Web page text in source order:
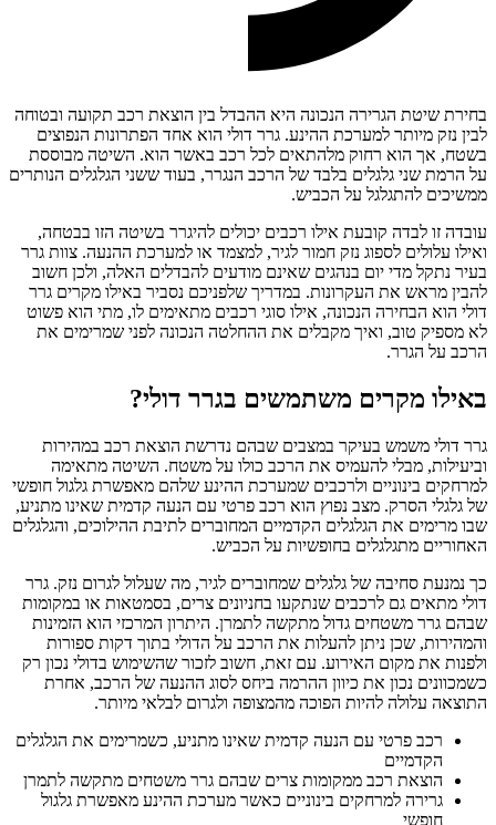
בחירת שיטת הגרירה הנכונה היא ההבדל בין הוצאת רכב תקועה ובטוחה
לבין נזק מיותר למערכת ההינע. גרר דולי הוא אחד הפתרונות הנפוצים
בשטח, אך הוא רחוק מלהתאים לכל רכב באשר הוא. השיטה מבוססת
על הרמת שני גלגלים בלבד של הרכב הנגרר, בעוד ששני הגלגלים הנותרים
ממשיכים להתגלגל על הכביש.
עובדה זו לבדה קובעת אילו רכבים יכולים להיגרר בשיטה הזו בבטחה,
ואילו עלולים לספוג נזק חמור לגיר, למצמד או למערכת ההנעה. צוות גרר
בעיר נתקל מדי יום בנהגים שאינם מודעים להבדלים האלה, ולכן חשוב
להבין מראש את העקרונות. במדריך שלפניכם נסביר באילו מקרים גרר
דולי הוא הבחירה הנכונה, אילו סוגי רכבים מתאימים לו, מתי הוא פשוט
לא מספיק טוב, ואיך מקבלים את ההחלטה הנכונה לפני שמרימים את
הרכב על הגרר.
באילו מקרים משתמשים בגרר דולי?
גרר דולי משמש בעיקר במצבים שבהם נדרשת הוצאת רכב במהירות
וביעילות, מבלי להעמיס את הרכב כולו על משטח. השיטה מתאימה
למרחקים בינוניים ולרכבים שמערכת ההינע שלהם מאפשרת גלגול חופשי
של גלגלי הסרק. מצב נפוץ הוא רכב פרטי עם הנעה קדמית שאינו מתניע,
שבו מרימים את הגלגלים הקדמיים המחוברים לתיבת ההילוכים, והגלגלים
האחוריים מתגלגלים בחופשיות על הכביש.
כך נמנעת סחיבה של גלגלים שמחוברים לגיר, מה שעלול לגרום נזק. גרר
דולי מתאים גם לרכבים שנתקעו בחניונים צרים, בסמטאות או במקומות
שבהם גרר משטחים גדול מתקשה לתמרן. היתרון המרכזי הוא הזמינות
והמהירות, שכן ניתן להעלות את הרכב על הדולי בתוך דקות ספורות
ולפנות את מקום האירוע. עם זאת, חשוב לזכור שהשימוש בדולי נכון רק
כשמכוונים נכון את כיוון ההרמה ביחס לסוג ההנעה של הרכב, אחרת
התוצאה עלולה להיות הפוכה מהמצופה ולגרום לבלאי מיותר.
רכב פרטי עם הנעה קדמית שאינו מתניע, כשמרימים את הגלגלים
הקדמיים
הוצאת רכב ממקומות צרים שבהם גרר משטחים מתקשה לתמרן
גרירה למרחקים בינוניים כאשר מערכת ההינע מאפשרת גלגול
חופשי